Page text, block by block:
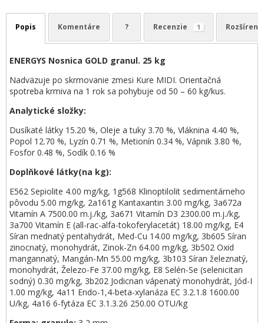
Popis Komentáre ? Recenzie 1
ENERGYS Nosnica GOLD granul. 25 kg
Nadväzuje po skrmovanie zmesi Kure MIDI. Orientačná
spotreba krmiva na 1 rok sa pohybuje od 50 – 60 kg/kus.
Analytické složky:
Dusíkaté látky 15.20 %, Oleje a tuky 3.70 %, Vláknina 4.40 %,
Popol 12.70 %, Lyzín 0.71 %, Metionín 0.34 %, Vápnik 3.80 %,
Fosfor 0.48 %, Sodík 0.16 %
Doplňkové látky(na kg):
E562 Sepiolite 4.00 mg/kg, 1g568 Klinoptilolit sedimentárneho
pôvodu 5.00 mg/kg, 2a161g Kantaxantin 3.00 mg/kg, 3a672a
Vitamín A 7500.00 m.j./kg, 3a671 Vitamín D3 2300.00 m.j./kg,
3a700 Vitamín E (all-rac-alfa-tokoferylacetát) 18.00 mg/kg, E4
Síran mednatý pentahydrát, Med-Cu 14.00 mg/kg, 3b605 Síran
zinocnatý, monohydrát, Zinok-Zn 64.00 mg/kg, 3b502 Oxid
mangannatý, Mangán-Mn 55.00 mg/kg, 3b103 Síran železnatý,
monohydrát, Železo-Fe 37.00 mg/kg, E8 Selén-Se (selenicitan
sodný) 0.30 mg/kg, 3b202 Jodicnan vápenatý monohydrát, Jód-I
1.00 mg/kg, 4a11 Endo-1,4-beta-xylanáza EC 3.2.1.8 1600.00
U/kg, 4a16 6-fytáza EC 3.1.3.26 250.00 OTU/kg